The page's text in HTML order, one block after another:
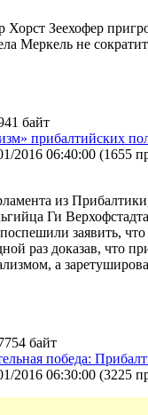
Хорст Зеехофер
Меркель не
байт
прибалтийских
2016 06:40:00 (1655
из
Ги
заявить,
раз доказав, что
а
байт
победа:
2016 06:30:00 (3225